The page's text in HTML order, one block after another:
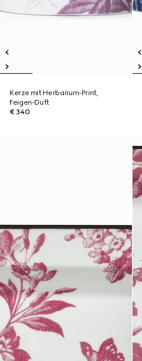
Kerze mit Herbarium-Print,
Feigen-Duft
€ 340